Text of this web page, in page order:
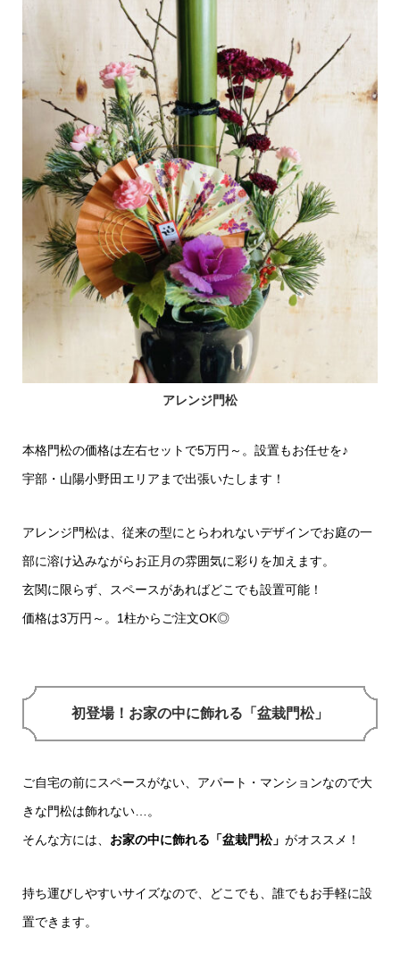
アレンジ門松
本格門松の価格は左右セットで5万円～。設置もお任せを♪
宇部・山陽小野田エリアまで出張いたします！
アレンジ門松は、従来の型にとらわれないデザインでお庭の一
部に溶け込みながらお正月の雰囲気に彩りを加えます。
玄関に限らず、スペースがあればどこでも設置可能！
価格は3万円～。1柱からご注文OK◎
初登場！お家の中に飾れる「盆栽門松」
ご自宅の前にスペースがない、アパート・マンションなので大
きな門松は飾れない…。
そんな方には、 お家の中に飾れる「盆栽門松」 がオススメ！
持ち運びしやすいサイズなので、どこでも、誰でもお手軽に設
置できます。